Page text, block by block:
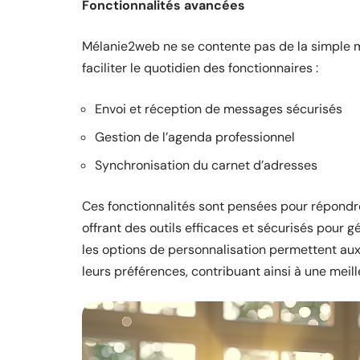
Fonctionnalités avancées
Mélanie2web ne se contente pas de la
faciliter le quotidien des fonctionnaires :
Envoi et réception de messages sécurisés
Gestion de l’agenda professionnel
Synchronisation du carnet d’adresses
Ces fonctionnalités sont pensées pour
offrant des outils efficaces et sécurisés pour
les options de personnalisation permettent
leurs préférences, contribuant ainsi à une